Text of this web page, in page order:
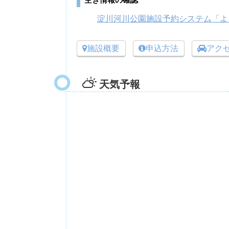
淀川河川公園施設予約システム「よ
施設概要 申込方法 アク
天気予報